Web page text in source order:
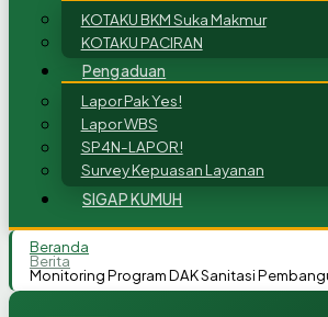
KOTAKU BKM Suka Makmur
KOTAKU PACIRAN
Pengaduan
Lapor Pak Yes!
Lapor WBS
SP4N-LAPOR!
Survey Kepuasan Layanan
SIGAP KUMUH
Beranda
Berita
Monitoring Program DAK Sanitasi